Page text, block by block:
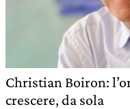
Christian Boiron:
crescere, da sola